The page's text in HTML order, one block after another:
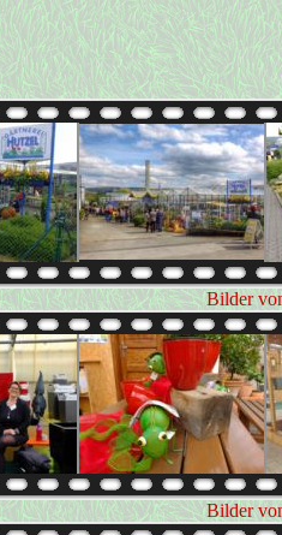
Bilder
Bilder